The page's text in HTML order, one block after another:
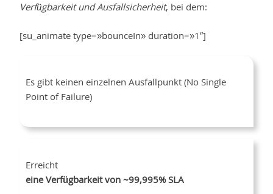
Verfügbarkeit und Ausfallsicherheit, bei dem:
[su_animate type=»bounceIn» duration=»1″]
Es gibt keinen einzelnen Ausfallpunkt (No Single
Point of Failure)
Erreicht
eine Verfügbarkeit von ~99,995% SLA